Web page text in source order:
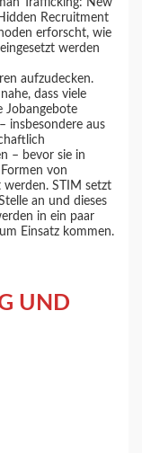
Trafficking: New
Recruitment
erforscht, wie
werden
aufzudecken.
dass viele
Jobangebote
insbesondere aus
– bevor sie in
von
STIM setzt
an und dieses
in ein paar
Einsatz kommen.
UND